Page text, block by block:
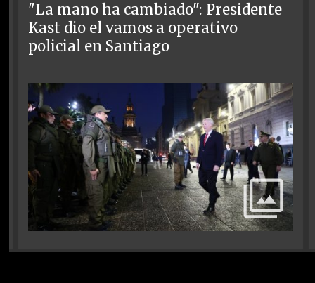
"La mano ha cambiado": Presidente
Kast dio el vamos a operativo
policial en Santiago